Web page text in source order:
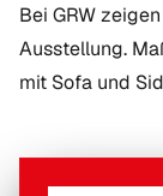
Bei GRW
Ausstellung.
mit Sofa und